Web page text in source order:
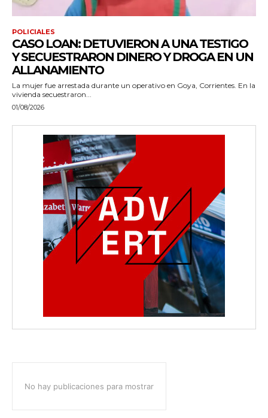
POLICIALES
CASO LOAN: DETUVIERON A UNA TESTIGO
Y SECUESTRARON DINERO Y DROGA EN UN
ALLANAMIENTO
La mujer fue arrestada durante un operativo en Goya, Corrientes. En la
vivienda secuestraron...
01/08/2026
No hay publicaciones para mostrar